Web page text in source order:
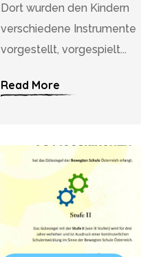
Dort wurden den Kindern
verschiedene Instrumente
vorgestellt, vorgespielt...
Read More